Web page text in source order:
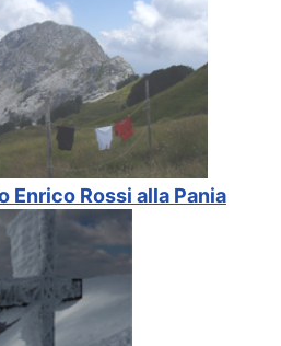
Enrico Rossi alla Pania